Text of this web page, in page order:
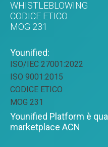
WHISTLEBLOWING
CODICE ETICO
MOG 231
Younified:
ISO/IEC 27001:2022
ISO 9001:2015
CODICE ETICO
MOG 231
Younified Platform è
marketplace ACN